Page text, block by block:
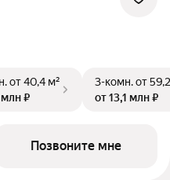
от 40,4 м²
₽
3-комн.от
от 13,1 млн ₽
Позвоните мне